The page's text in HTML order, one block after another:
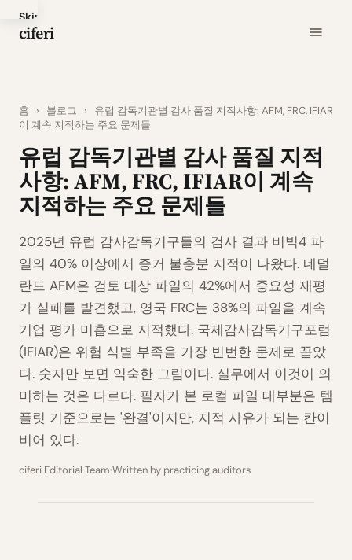
Skip
to
ciferi
홈 › 블로그 ›
유럽 감독기관별 감사 품질 지적사항: AFM, FRC, IFIAR
이 계속 지적하는 주요 문제들
유럽 감독기관별 감사 품질 지적
사항: AFM, FRC, IFIAR이 계속
지적하는 주요 문제들
2025년 유럽 감사감독기구들의 검사 결과 비빅4 파
일의 40% 이상에서 증거 불충분 지적이 나왔다. 네덜
란드 AFM은 검토 대상 파일의 42%에서 중요성 재평
가 실패를 발견했고, 영국 FRC는 38%의 파일을 계속
기업 평가 미흡으로 지적했다. 국제감사감독기구포럼
(IFIAR)은 위험 식별 부족을 가장 빈번한 문제로 꼽았
다. 숫자만 보면 익숙한 그림이다. 실무에서 이것이 의
미하는 것은 다르다. 필자가 본 로컬 파일 대부분은 템
플릿 기준으로는 '완결'이지만, 지적 사유가 되는 칸이
비어 있다.
ciferi Editorial Team Written by practicing auditors